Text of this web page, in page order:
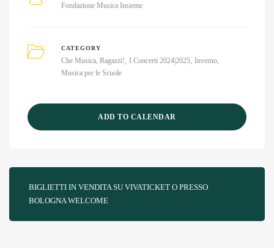
Fondazione Musica Insieme
CATEGORY
Che Musica, Ragazzi! I Concerti 2024|2025 Inverno
Musica per le Scuole
ADD TO CALENDAR
BIGLIETTI IN VENDITA SU VIVATICKET O PRESSO
BOLOGNA WELCOME